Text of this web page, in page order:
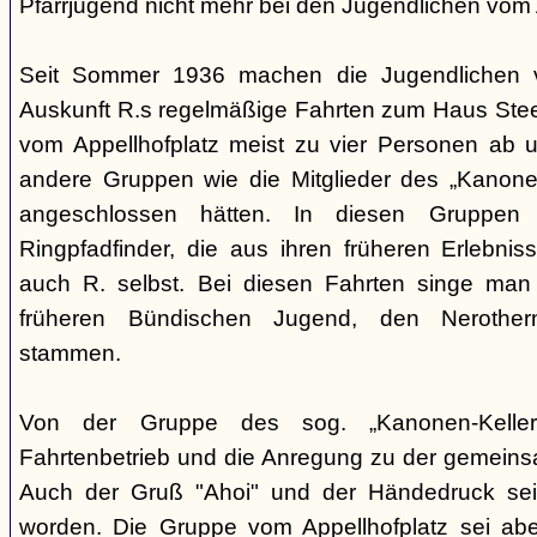
Pfarrjugend nicht mehr bei den Jugendlichen
Seit Sommer 1936 machen die Jugendlichen
Auskunft R.s regelmäßige Fahrten zum Haus
vom Appellhofplatz meist zu vier Personen ab
andere Gruppen wie die Mitglieder des
angeschlossen hätten. In diesen
Ringpfadfinder, die aus ihren früheren
auch R. selbst. Bei diesen Fahrten singe
früheren Bündischen Jugend, den
stammen.
Von der Gruppe des sog. „Kanonen-
Fahrtenbetrieb und die Anregung zu der
Auch der Gruß "Ahoi" und der Händedruck
worden. Die Gruppe vom Appellhofplatz sei